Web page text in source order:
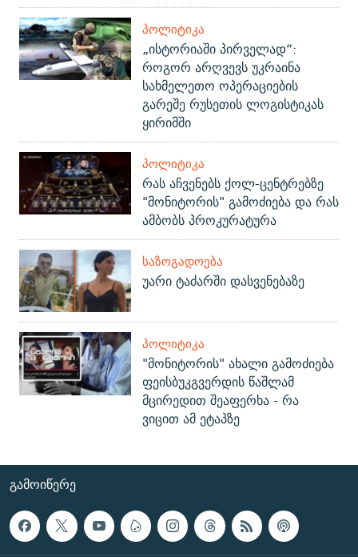
ᲞᲝᲚᲘᲢᲘᲙᲐ
„ისტორიაში პირველად“:
როგორ არღვევს უკრაინა
სახმელეთო ოპერაციების
გარეშე რუსეთის ლოგისტიკას
ყირიმში
ᲞᲝᲚᲘᲢᲘᲙᲐ
რას აჩვენებს ქოლ-ცენტრებზე
"მონიტორის" გამოძიება და რას
ამბობს პროკურატურა
ᲡᲐᲖᲝᲒᲐᲓᲝᲔᲑᲐ
უარი ტაძარში დასვენებაზე
ᲞᲝᲚᲘᲢᲘᲙᲐ
"მონიტორის" ახალი გამოძიება
ფეისბუკგვერდის წაშლამ
მცირედით შეაფერხა - რა
ვიცით ამ ეტაპზე
ᲒᲐᲛᲝᲘᲬᲔᲠᲔ